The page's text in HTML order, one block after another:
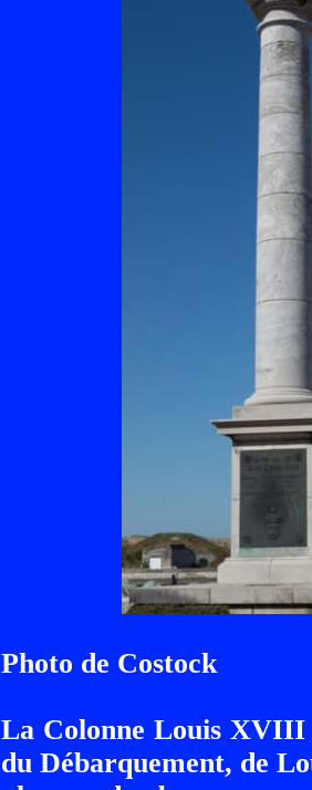
Photo de Costock
La Colonne Louis XVIII
du Débarquement, de